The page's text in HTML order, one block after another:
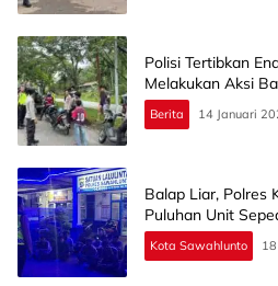
Polisi Tertibkan
Melakukan Aksi
Berita 14 Januari
Balap Liar, Polres
Puluhan Unit
Kota Sawahlunto